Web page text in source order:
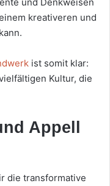
kreativeren und
ist somit klar:
Kultur, die
Appell
die transformative